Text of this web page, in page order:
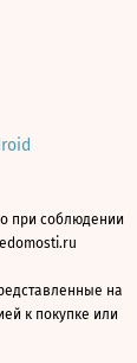
при соблюдении
на
к покупке или